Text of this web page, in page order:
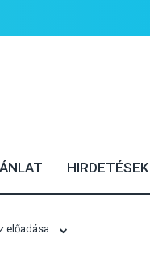
HIRDETÉSEK
előadása